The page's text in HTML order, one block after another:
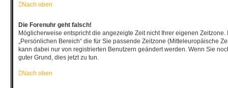
Nach oben
Die Forenuhr geht falsch!
Möglicherweise entspricht die angezeigte Zeit nicht Ihrer eigenen
„Persönlichen Bereich“ die für Sie passende Zeitzone (Mitteleuropäische
kann dabei nur von registrierten Benutzern geändert werden. Wenn Sie
guter Grund, dies jetzt zu tun.
Nach oben